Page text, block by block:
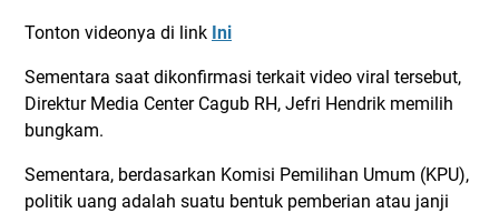
Tonton videonya di link Ini
Sementara saat dikonfirmasi terkait video viral tersebut,
Direktur Media Center Cagub RH, Jefri Hendrik memilih
bungkam.
Sementara, berdasarkan Komisi Pemilihan Umum (KPU),
politik uang adalah suatu bentuk pemberian atau janji